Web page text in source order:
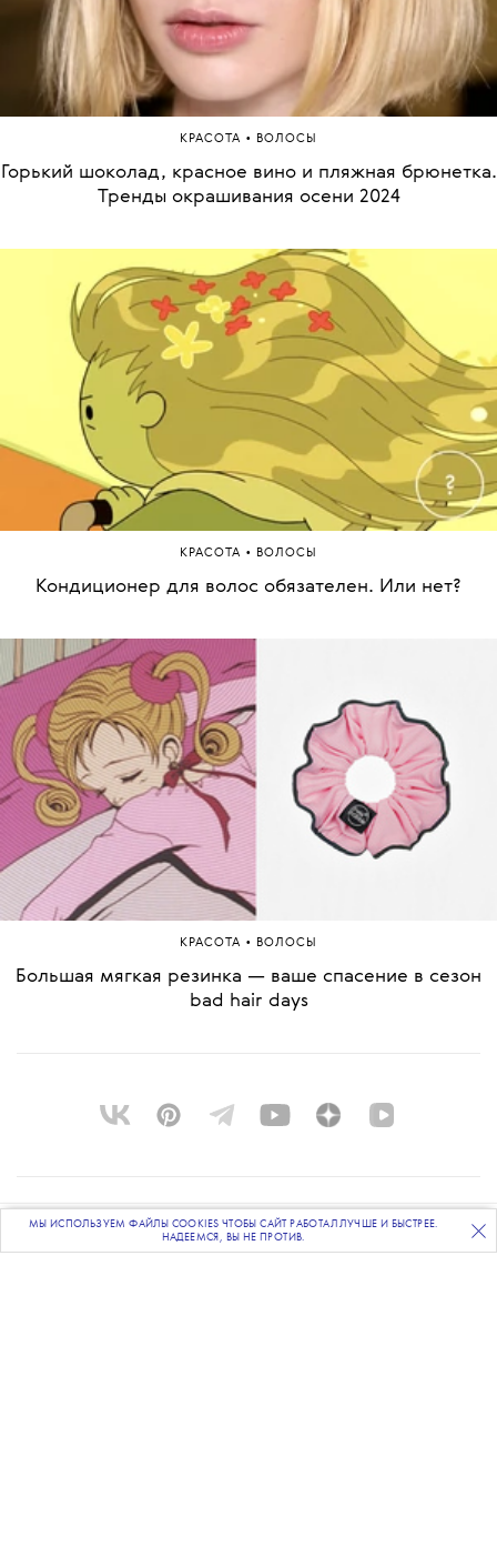
ПОДПИСЫВАЙТЕСЬНА НАШУ ВЕЧЕРНЮЮ РАССЫЛКУ
КРАСОТА • ВОЛОСЫ
Горький шоколад, красное вино и пляжная брюнетка.
Тренды окрашивания осени 2024
КРАСОТА • ВОЛОСЫ
Кондиционер для волос обязателен. Или нет?
КРАСОТА • ВОЛОСЫ
Большая мягкая резинка — ваше спасение в сезон
bad hair days
О ПРОЕКТЕ
КОМАНДА
МЫ ИСПОЛЬЗУЕМ ФАЙЛЫ COOKIES ЧТОБЫ САЙТ РАБОТАЛ ЛУЧШЕ И БЫСТРЕЕ.
НАДЕЕМСЯ, ВЫ НЕ ПРОТИВ.